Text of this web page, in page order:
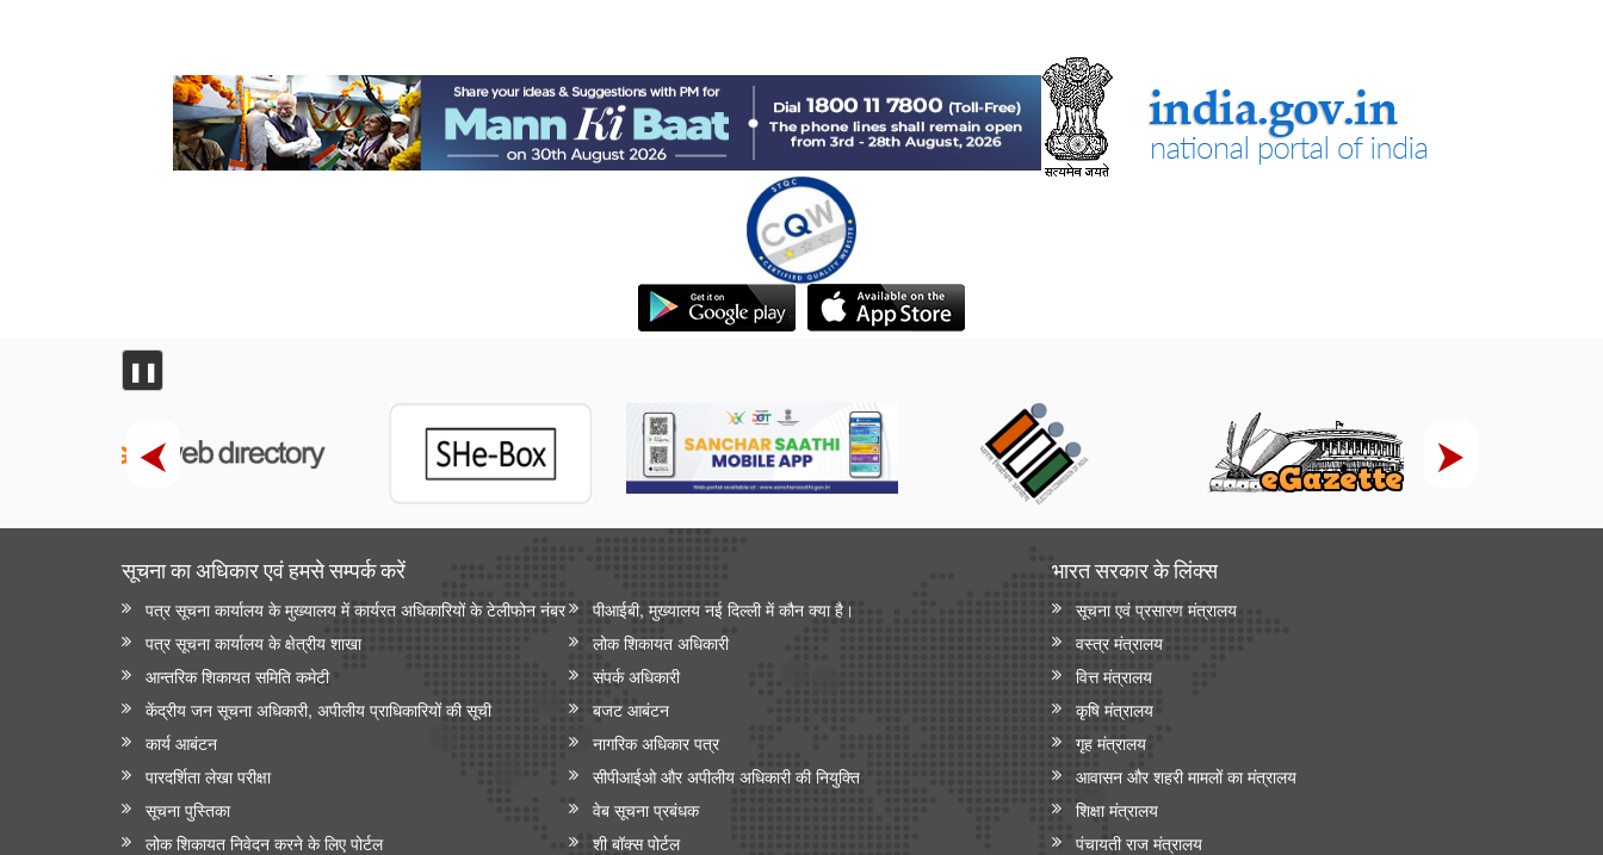
❚❚
सूचना का अधिकार एवं हमसे सम्‍पर्क करें
पत्र सूचना कार्यालय के मुख्यालय में कार्यरत अधिकारियों के टेलीफोन नंबर
पीआईबी, मुख्यालय नई दिल्ली में कौन क्या है।
पत्र सूचना कार्यालय के क्षेत्रीय शाखा
लोक शिकायत अधिकारी
आन्‍तरिक शिकायत समिति कमेटी
संपर्क अधिकारी
केंद्रीय जन सूचना अधिकारी, अपीलीय प्राधिकारियों की सूची
बजट आबंटन
कार्य आबंटन
नागरिक अधिकार पत्र
पारदर्शिता लेखा परीक्षा
सीपीआईओ और अपी‍लीय अधिकारी की नियुक्ति
सूचना पुस्तिका
वेब सूचना प्रबंधक
लोक शिकायत निवेदन करने के लिए पोर्टल
शी बॉक्स पोर्टल
भारत सरकार के लिंक्‍स
सूचना एवं प्रसारण मंत्रालय
वस्त्र मंत्रालय
वित्त मंत्रालय
कृषि मंत्रालय
गृह मंत्रालय
आवासन और शहरी मामलों का मंत्रालय
शिक्षा मंत्रालय
पंचायती राज मंत्रालय